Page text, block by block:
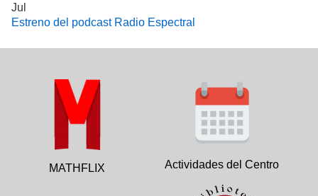
Jul
Estreno del podcast Radio Espectral
MATHFLIX Actividades del Centro